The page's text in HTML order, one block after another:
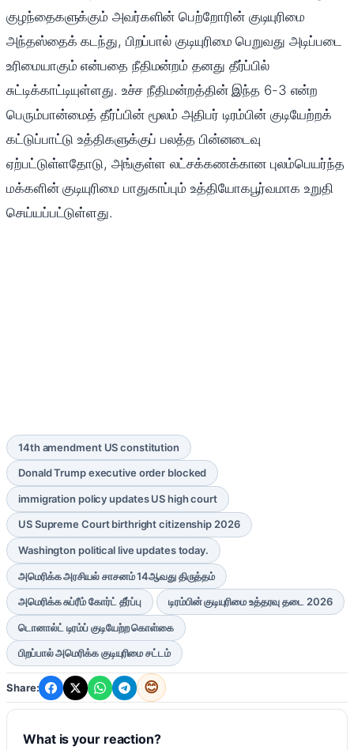
குழந்தைகளுக்கும் அவர்களின் பெற்றோரின் குடியுரிமை
அந்தஸ்தைக் கடந்து, பிறப்பால் குடியுரிமை பெறுவது அடிப்படை
உரிமையாகும் என்பதை நீதிமன்றம் தனது தீர்ப்பில்
சுட்டிக்காட்டியுள்ளது. உச்ச நீதிமன்றத்தின் இந்த 6-3 என்ற
பெரும்பான்மைத் தீர்ப்பின் மூலம் அதிபர் டிரம்பின் குடியேற்றக்
கட்டுப்பாட்டு உத்திகளுக்குப் பலத்த பின்னடைவு
ஏற்பட்டுள்ளதோடு, அங்குள்ள லட்சக்கணக்கான புலம்பெயர்ந்த
மக்களின் குடியுரிமை பாதுகாப்பும் உத்தியோகபூர்வமாக உறுதி
செய்யப்பட்டுள்ளது.
14th amendment US constitution
Donald Trump executive order blocked
immigration policy updates US high court
US Supreme Court birthright citizenship 2026
Washington political live updates today.
அமெரிக்க அரசியல் சாசனம் 14ஆவது திருத்தம்
அமெரிக்க சுப்ரீம் கோர்ட் தீர்ப்பு டிரம்பின் குடியுரிமை உத்தரவு தடை 2026
டொனால்ட் டிரம்ப் குடியேற்ற கொள்கை
பிறப்பால் அமெரிக்க குடியுரிமை சட்டம்
Share: 😊
What is your reaction?